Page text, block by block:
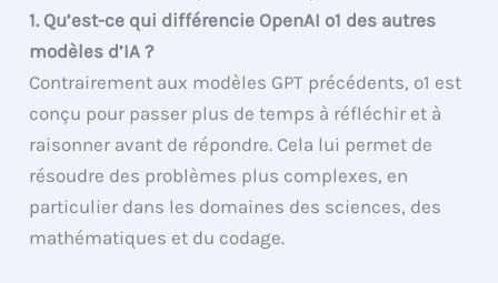
1. Qu’est-ce qui différencie OpenAI o1 des autres
modèles d’IA ?
Contrairement aux modèles GPT précédents, o1 est
conçu pour passer plus de temps à réfléchir et à
raisonner avant de répondre. Cela lui permet de
résoudre des problèmes plus complexes, en
particulier dans les domaines des sciences, des
mathématiques et du codage.